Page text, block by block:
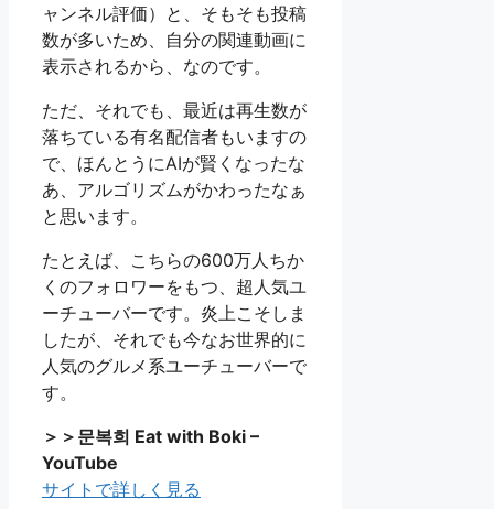
ャンネル評価）と、そもそも投稿
数が多いため、自分の関連動画に
表示されるから、なのです。
ただ、それでも、最近は再生数が
落ちている有名配信者もいますの
で、ほんとうにAIが賢くなったな
あ、アルゴリズムがかわったなぁ
と思います。
たとえば、こちらの600万人ちか
くのフォロワーをもつ、超人気ユ
ーチューバーです。炎上こそしま
したが、それでも今なお世界的に
人気のグルメ系ユーチューバーで
す。
＞＞문복희 Eat with Boki –
YouTube
サイトで詳しく見る